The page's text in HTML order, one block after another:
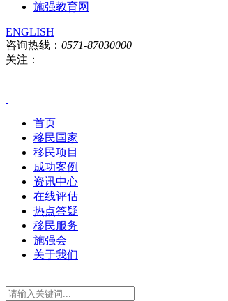
施强教育网
ENGLISH
咨询热线： 0571-87030000
关注：
首页
移民国家
移民项目
成功案例
资讯中心
在线评估
热点答疑
移民服务
施强会
关于我们